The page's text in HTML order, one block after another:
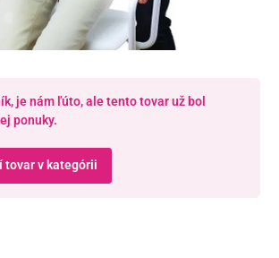
je nám ľúto, ale tento tovar už bol
ponuky.
tovar v kategórii